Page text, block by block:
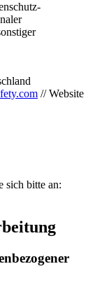
// Website
sich bitte an: